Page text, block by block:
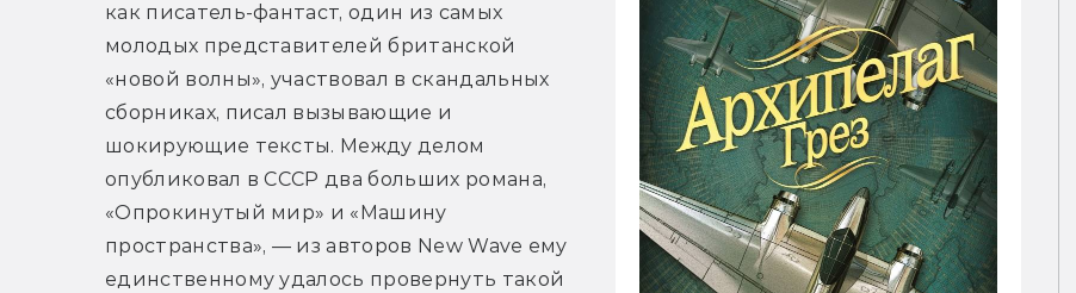
как писатель-фантаст, один из самых
молодых представителей британской
«новой волны», участвовал в скандальных
сборниках, писал вызывающие и
шокирующие тексты. Между делом
опубликовал в СССР два больших романа,
«Опрокинутый мир» и «Машину
пространства», — из авторов New Wave ему
единственному удалось провернуть такой